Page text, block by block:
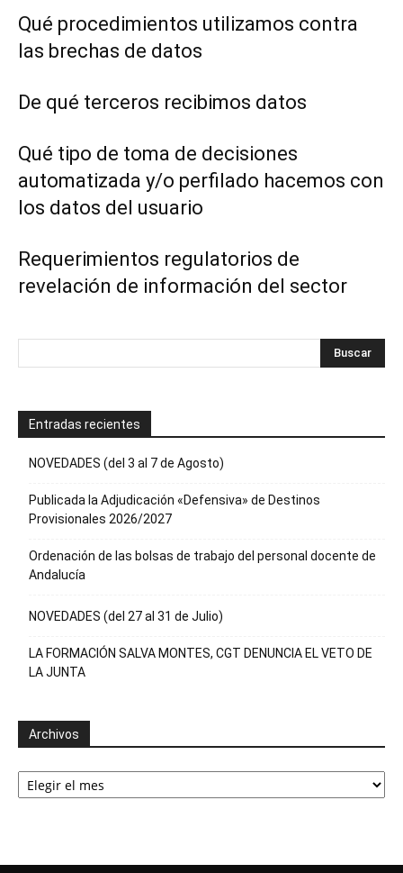
Qué procedimientos utilizamos contra
las brechas de datos
De qué terceros recibimos datos
Qué tipo de toma de decisiones
automatizada y/o perfilado hacemos con
los datos del usuario
Requerimientos regulatorios de
revelación de información del sector
Entradas recientes
NOVEDADES (del 3 al 7 de Agosto)
Publicada la Adjudicación «Defensiva» de Destinos
Provisionales 2026/2027
Ordenación de las bolsas de trabajo del personal docente de
Andalucía
NOVEDADES (del 27 al 31 de Julio)
LA FORMACIÓN SALVA MONTES, CGT DENUNCIA EL VETO DE
LA JUNTA
Archivos
Archivos